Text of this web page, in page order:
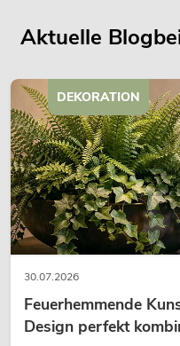
Aktuelle
30.07.2026
Feuerhemmende
Design perfekt
DEKORATION